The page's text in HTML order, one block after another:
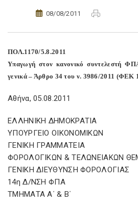
08/08/2011
ΠΟΛ.1170/5.8.2011
Υπαγωγή στον κανονικό συντελεστή
γενικά – Άρθρο 34 του ν. 3986/2011 (ΦΕΚ
Αθήνα, 05.08.2011
ΕΛΛΗΝΙΚΗ ΔΗΜΟΚΡΑΤΙΑ
ΥΠΟΥΡΓΕΙΟ ΟΙΚΟΝΟΜΙΚΩΝ
ΓΕΝΙΚΗ ΓΡΑΜΜΑΤΕΙΑ
ΦΟΡΟΛΟΓΙΚΩΝ & ΤΕΛΩΝΕΙΑΚΩΝ
ΓΕΝΙΚΗ ΔΙΕΥΘΥΝΣΗ ΦΟΡΟΛΟΓΙΑΣ
14η Δ/ΝΣΗ ΦΠΑ
ΤΜΗΜΑΤΑ Α΄ & Β΄